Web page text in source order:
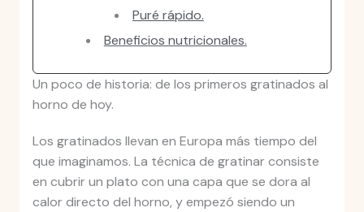
Puré rápido.
Beneficios nutricionales.
Un poco de historia: de los primeros gratinados al
horno de hoy.
Los gratinados llevan en Europa más tiempo del
que imaginamos. La técnica de gratinar consiste
en cubrir un plato con una capa que se dora al
calor directo del horno, y empezó siendo un